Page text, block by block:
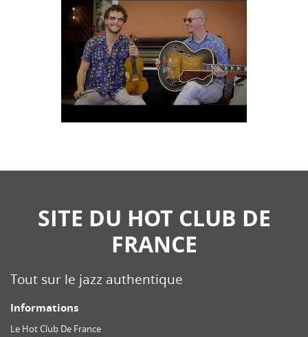
SITE DU HOT CLUB DE
FRANCE
Tout sur le jazz authentique
Informations
Le Hot Club De France